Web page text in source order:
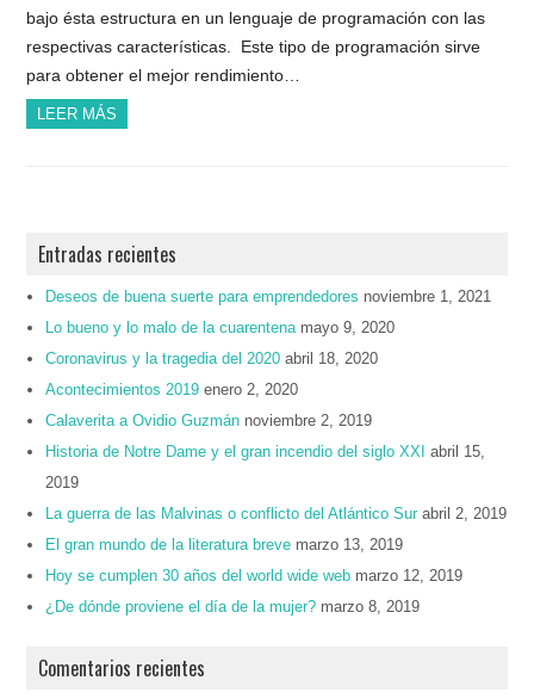
bajo ésta estructura en un lenguaje de programación con las
respectivas características. Este tipo de programación sirve
para obtener el mejor rendimiento…
LEER MÁS
Entradas recientes
Deseos de buena suerte para emprendedores noviembre 1, 2021
Lo bueno y lo malo de la cuarentena mayo 9, 2020
Coronavirus y la tragedia del 2020 abril 18, 2020
Acontecimientos 2019 enero 2, 2020
Calaverita a Ovidio Guzmán noviembre 2, 2019
Historia de Notre Dame y el gran incendio del siglo XXI
abril 15,
2019
La guerra de las Malvinas o conflicto del Atlántico Sur abril 2, 2019
El gran mundo de la literatura breve marzo 13, 2019
Hoy se cumplen 30 años del world wide web marzo 12, 2019
¿De dónde proviene el día de la mujer? marzo 8, 2019
Comentarios recientes